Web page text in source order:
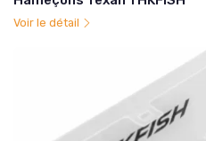
Voir le détail